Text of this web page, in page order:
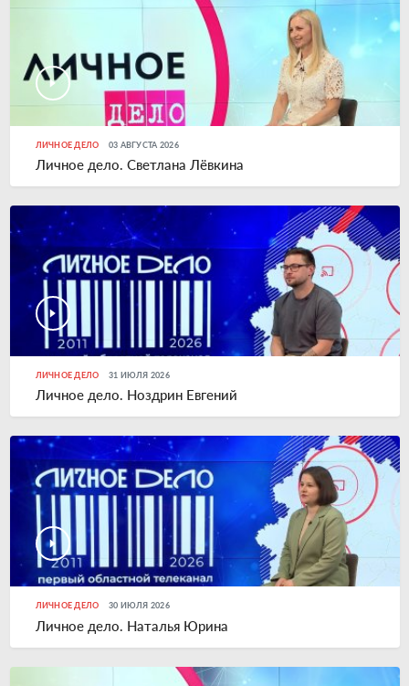
ЛИЧНОЕ ДЕЛО 03 АВГУСТА 2026
Личное дело. Светлана Лёвкина
ЛИЧНОЕ ДЕЛО 31 ИЮЛЯ 2026
Личное дело. Ноздрин Евгений
ЛИЧНОЕ ДЕЛО 30 ИЮЛЯ 2026
Личное дело. Наталья Юрина